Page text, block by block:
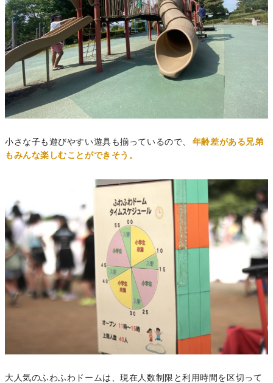
小さな子も遊びやすい遊具も揃っているので、
年齢差がある兄弟
もみんな楽しむことができそう。
大人気のふわふわドームは、現在人数制限と利用時間を区切って